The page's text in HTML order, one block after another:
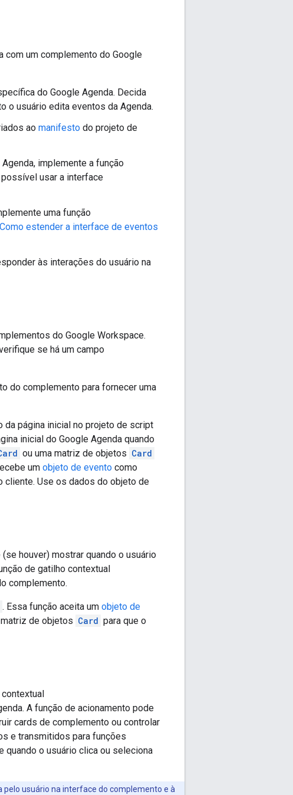
com um complemento do Google
do Google Agenda. Decida
o usuário edita eventos da Agenda.
ao manifesto do projeto de
implemente a função
usar a interface
uma função
Como estender a interface de eventos
às interações do usuário na
do Google Workspace.
se há um campo
do complemento para fornecer uma
da página inicial no projeto de script
inicial do Google Agenda quando
ou uma matriz de objetos Card
um objeto de evento como
cliente. Use os dados do objeto de
houver) mostrar quando o usuário
de gatilho contextual
complemento.
. Essa função aceita um objeto de
de objetos Card para que o
A função de acionamento pode
cards de complemento ou controlar
e transmitidos para funções
quando o usuário clica ou seleciona
usuário na interface do complemento e à